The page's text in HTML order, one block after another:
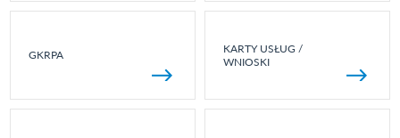
GKRPA
KARTY USŁUG /
WNIOSKI